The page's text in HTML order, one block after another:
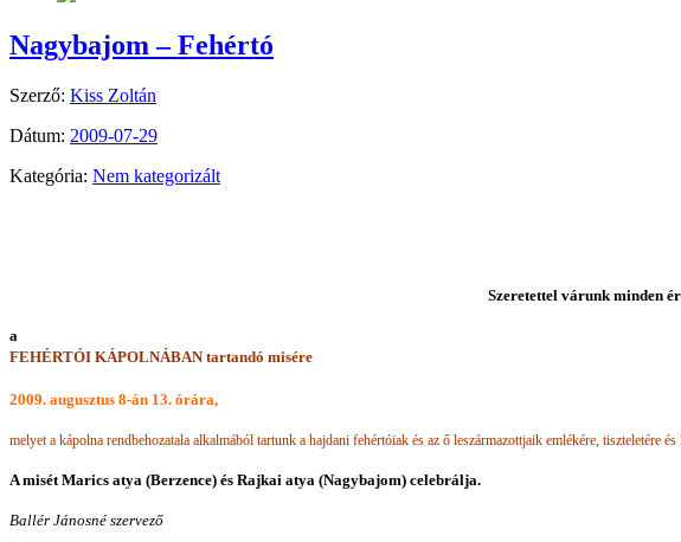
Nagybajom – Fehértó
Szerző: Kiss Zoltán
Dátum: 2009-07-29
Kategória: Nem kategorizált
Szeretettel várunk minden
a
FEHÉRTÓI KÁPOLNÁBAN tartandó misére
2009. augusztus 8-án 13. órára,
melyet a kápolna rendbehozatala alkalmából tartunk a hajdani fehértóiak és az ő leszármazottjaik emlékére, tiszteletére
A misét Marics atya (Berzence) és Rajkai atya (Nagybajom) celebrálja.
Ballér Jánosné szervező